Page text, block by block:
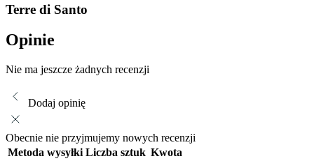
Terre di Santo
Opinie
Nie ma jeszcze żadnych recenzji
Dodaj opinię
Obecnie nie przyjmujemy nowych recenzji
Metoda wysyłki Liczba sztuk Kwota